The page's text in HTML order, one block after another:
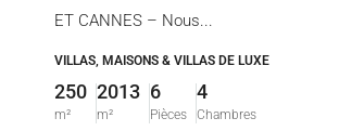
ET CANNES – Nous...
VILLAS, MAISONS & VILLAS DE LUXE
250
m²
2013
m²
6
Pièces
4
Chambres